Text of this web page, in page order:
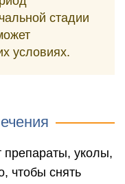
стадии
условиях.
препараты, уколы,
чтобы снять